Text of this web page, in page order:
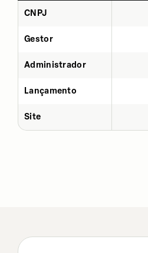
CNPJ
Gestor
Administrador
Lançamento
Site